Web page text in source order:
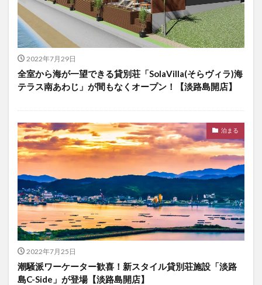
2022年7月29日
全室から海が一望できる貸別荘「SolaVilla(そらヴィラ)海
テラス南あわじ」が間もなくオープン！【淡路島開店】
泊まる
2022年7月25日
潮騒派ワーケーター歓喜！新スタイル貸別荘施設「淡路
島C-Side」が登場【淡路島開店】